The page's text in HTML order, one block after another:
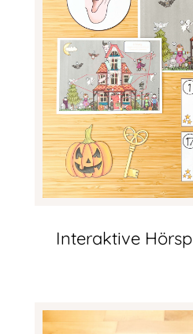
Interaktive